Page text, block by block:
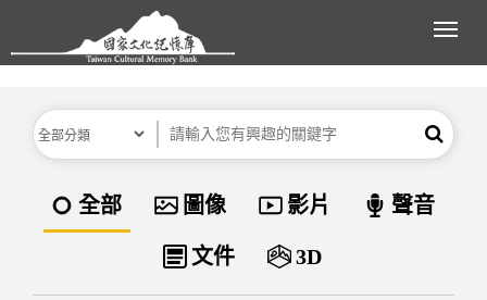
跳到主要內容區塊
展
分類 關鍵字 搜尋
資料類型
全部 圖像 影片 聲音
文件 3D